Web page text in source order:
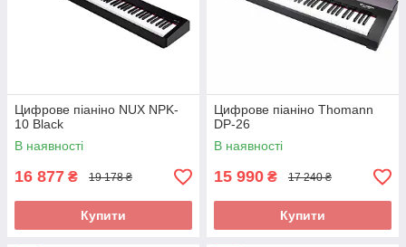
Цифрове піаніно NUX NPK-
10 Black
В наявності
16 877 ₴ 19 178 ₴
Купити
Цифрове піаніно Thomann
DP-26
В наявності
15 990 ₴ 17 240 ₴
Купити